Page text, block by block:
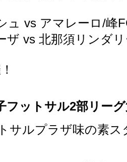
ュ vs アマレーロ/峰
ザ vs 北那須リンダ
フットサル2部リー
サルプラザ味の素ス